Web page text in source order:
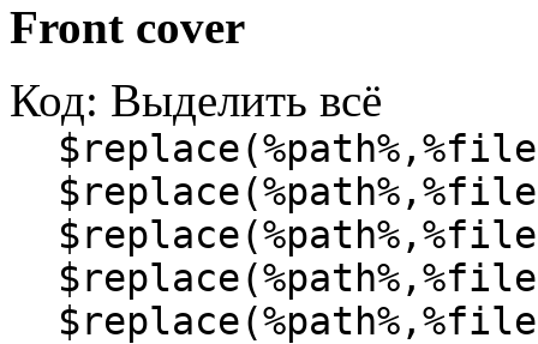
Front cover
Код: Выделить всё